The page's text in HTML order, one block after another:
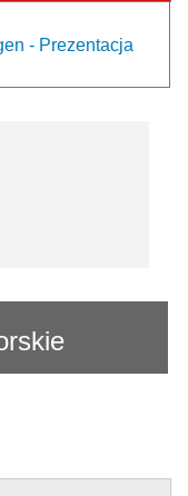
- Prezentacja